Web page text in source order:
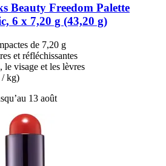
Beauty Freedom Palette
6 x 7,20 g (43,20 g)
de 7,20 g
et réfléchissantes
le visage et les lèvres
/ kg)
13 août